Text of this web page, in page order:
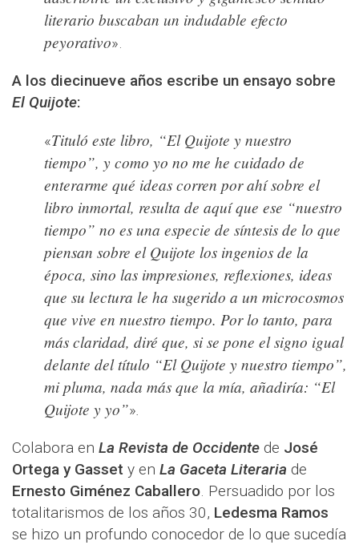
literario buscaban un indudable efecto
peyorativo».
A los diecinueve años escribe un ensayo sobre
El Quijote:
«Tituló este libro, “El Quijote y nuestro
tiempo”, y como yo no me he cuidado de
enterarme qué ideas corren por ahí sobre el
libro inmortal, resulta de aquí que ese “nuestro
tiempo” no es una especie de síntesis de lo que
piensan sobre el Quijote los ingenios de la
época, sino las impresiones, reflexiones, ideas
que su lectura le ha sugerido a un microcosmos
que vive en nuestro tiempo. Por lo tanto, para
más claridad, diré que, si se pone el signo igual
delante del título “El Quijote y nuestro tiempo”,
mi pluma, nada más que la mía, añadiría: “El
Quijote y yo”».
Colabora en La Revista de Occidente de José
Ortega y Gasset y en La Gaceta Literaria de
Ernesto Giménez Caballero. Persuadido por los
totalitarismos de los años 30, Ledesma Ramos
se hizo un profundo conocedor de lo que sucedía